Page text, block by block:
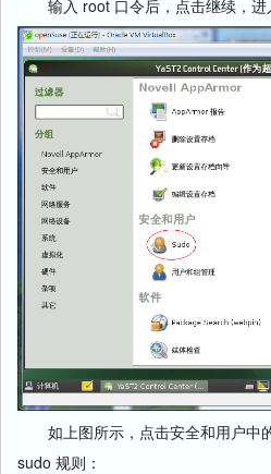
输入 root 口令后，点击继续，进
如上图所示，点击安全和用户中
sudo 规则：